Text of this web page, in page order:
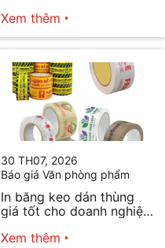
Xem thêm
30 TH07, 2026
Báo giá Văn phòng phẩm
In băng keo dán thùng
giá tốt cho doanh nghiệp
Xem thêm